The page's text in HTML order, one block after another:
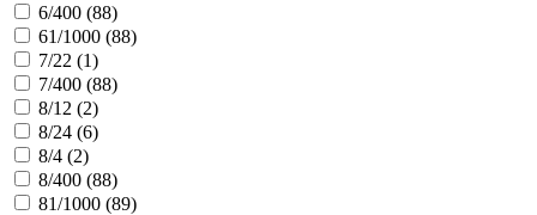
6/400 (88)
61/1000 (88)
7/22 (1)
7/400 (88)
8/12 (2)
8/24 (6)
8/4 (2)
8/400 (88)
81/1000 (89)